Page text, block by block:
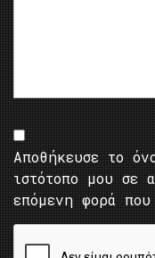
Αποθήκευσε το
ιστότοπο μου σε
επόμενη φορά